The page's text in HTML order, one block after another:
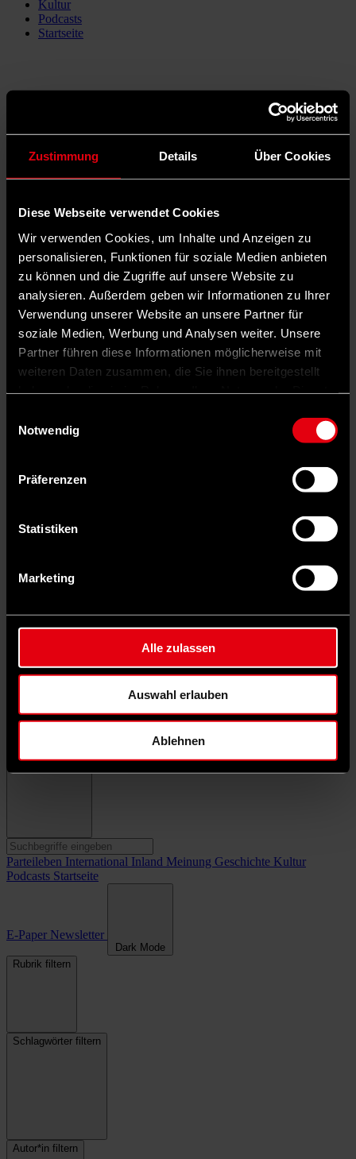
Zustimmung Details Über Cookies
Diese Webseite verwendet Cookies
Wir verwenden Cookies, um Inhalte und Anzeigen zu
personalisieren, Funktionen für soziale Medien anbieten
zu können und die Zugriffe auf unsere Website zu
analysieren. Außerdem geben wir Informationen zu Ihrer
Verwendung unserer Website an unsere Partner für
soziale Medien, Werbung und Analysen weiter. Unsere
Partner führen diese Informationen möglicherweise mit
weiteren Daten zusammen, die Sie ihnen bereitgestellt
Notwendig
Präferenzen
Statistiken
Marketing
Alle zulassen
Auswahl erlauben
Ablehnen
Kultur
Podcasts
Startseite
Parteileben International Inland Meinung Geschichte Kultur
Podcasts Startseite
E-Paper Newsletter
Dark Mode
Rubrik filtern
Schlagwörter filtern
Autor*in filtern